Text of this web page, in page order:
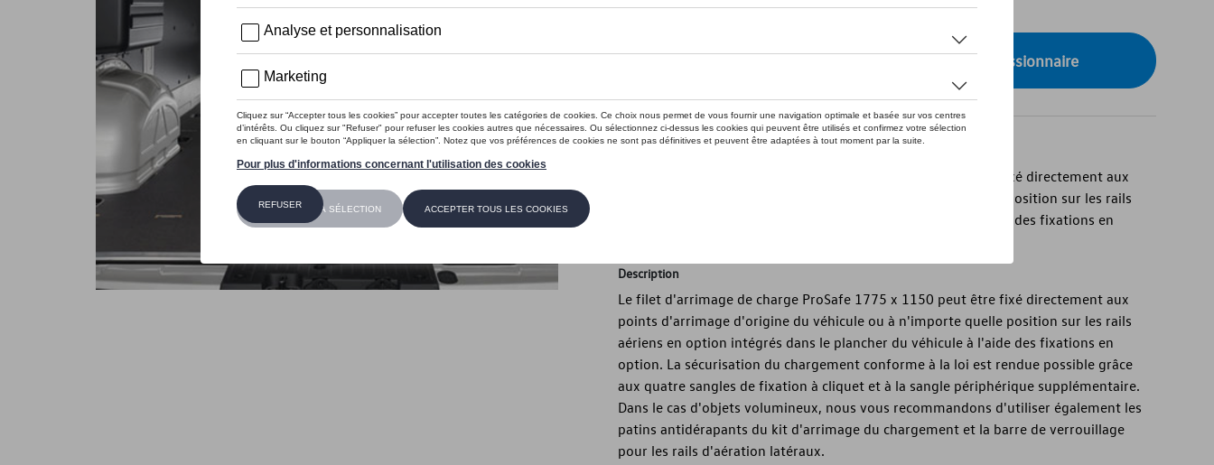
Ce produit n'est actuellement pas de stock
Vérifiez la disponibilité auprès de votre concessionnaire
Introduction
Le filet d'arrimage de charge ProSafe 1775 x 1150 peut être fixé directement aux
points d'arrimage d'origine du véhicule ou à n'importe quelle position sur les rails
aériens en option intégrés dans le plancher du véhicule à l'aide des fixations en
Description
Le filet d'arrimage de charge ProSafe 1775 x 1150 peut être fixé directement aux
points d'arrimage d'origine du véhicule ou à n'importe quelle position sur les rails
aériens en option intégrés dans le plancher du véhicule à l'aide des fixations en
option. La sécurisation du chargement conforme à la loi est rendue possible grâce
aux quatre sangles de fixation à cliquet et à la sangle périphérique supplémentaire.
Dans le cas d'objets volumineux, nous vous recommandons d'utiliser également les
patins antidérapants du kit d'arrimage du chargement et la barre de verrouillage
pour les rails d'aération latéraux.